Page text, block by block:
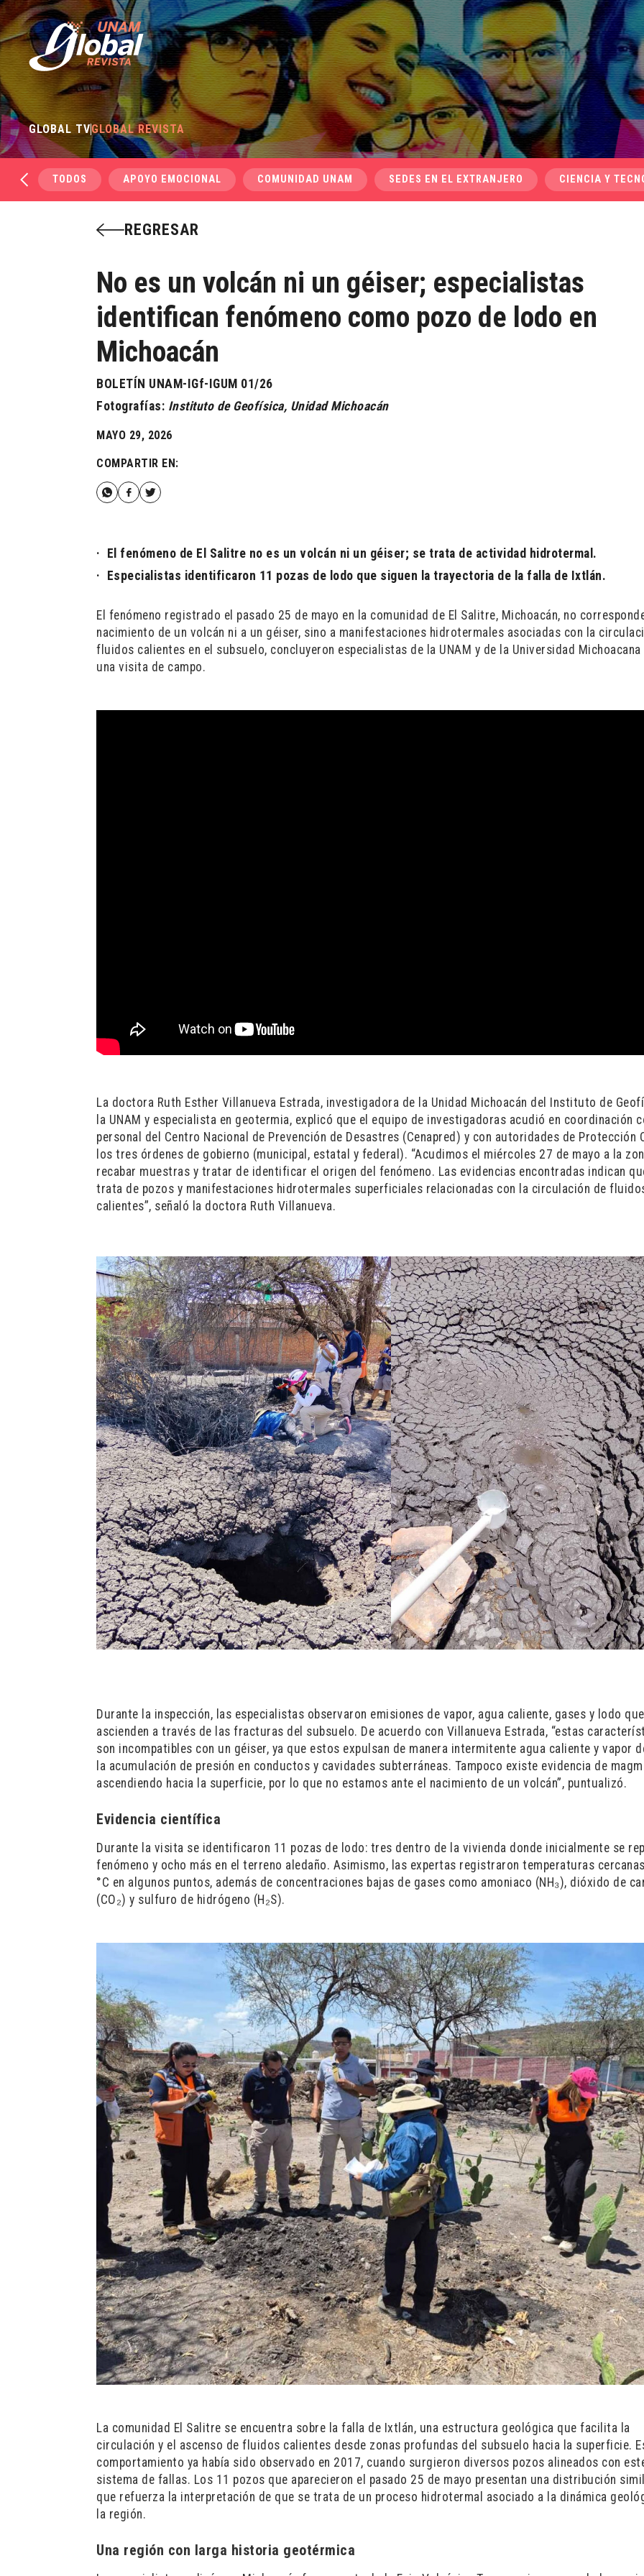
GLOBAL TVGLOBAL REVISTA
TODOS APOYO EMOCIONAL COMUNIDAD UNAM SEDES EN EL EXTRANJERO CIENCIA Y
REGRESAR
No es un volcán ni un géiser; especialistas
identifican fenómeno como pozo de lodo en
Michoacán
BOLETÍN UNAM-IGf-IGUM 01/26
Fotografías: Instituto de Geofísica, Unidad Michoacán
MAYO 29, 2026
COMPARTIR EN:
·
El fenómeno de El Salitre no es un volcán ni un géiser; se trata de actividad hidrotermal.
·
Especialistas identificaron 11 pozas de lodo que siguen la trayectoria de la falla de Ixtlán.
El fenómeno registrado el pasado 25 de mayo en la comunidad de El Salitre, Michoacán, no
nacimiento de un volcán ni a un géiser, sino a manifestaciones hidrotermales asociadas con la
fluidos calientes en el subsuelo, concluyeron especialistas de la UNAM y de la Universidad
una visita de campo.
La doctora Ruth Esther Villanueva Estrada, investigadora de la Unidad Michoacán del Instituto de
la UNAM y especialista en geotermia, explicó que el equipo de investigadoras acudió en coordinación
personal del Centro Nacional de Prevención de Desastres (Cenapred) y con autoridades de Protección
los tres órdenes de gobierno (municipal, estatal y federal). “Acudimos el miércoles 27 de mayo a la
recabar muestras y tratar de identificar el origen del fenómeno. Las evidencias encontradas indican
trata de pozos y manifestaciones hidrotermales superficiales relacionadas con la circulación de
calientes”, señaló la doctora Ruth Villanueva.
Durante la inspección, las especialistas observaron emisiones de vapor, agua caliente, gases y lodo que
ascienden a través de las fracturas del subsuelo. De acuerdo con Villanueva Estrada, “estas
son incompatibles con un géiser, ya que estos expulsan de manera intermitente agua caliente y vapor
la acumulación de presión en conductos y cavidades subterráneas. Tampoco existe evidencia de
ascendiendo hacia la superficie, por lo que no estamos ante el nacimiento de un volcán”, puntualizó.
Evidencia científica
Durante la visita se identificaron 11 pozas de lodo: tres dentro de la vivienda donde inicialmente se
fenómeno y ocho más en el terreno aledaño. Asimismo, las expertas registraron temperaturas
°C en algunos puntos, además de concentraciones bajas de gases como amoniaco (NH₃), dióxido de
(CO₂) y sulfuro de hidrógeno (H₂S).
La comunidad El Salitre se encuentra sobre la falla de Ixtlán, una estructura geológica que facilita la
circulación y el ascenso de fluidos calientes desde zonas profundas del subsuelo hacia la superficie.
comportamiento ya había sido observado en 2017, cuando surgieron diversos pozos alineados con
sistema de fallas. Los 11 pozos que aparecieron el pasado 25 de mayo presentan una distribución
que refuerza la interpretación de que se trata de un proceso hidrotermal asociado a la dinámica
la región.
Una región con larga historia geotérmica